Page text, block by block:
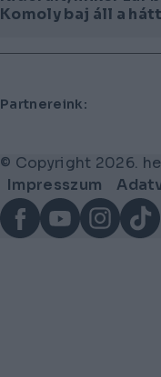
Komoly baj áll a
Lábléc
Partnereink:
© Copyright 2026.
Lábléc
menü
Impresszum
FacebookYouTube